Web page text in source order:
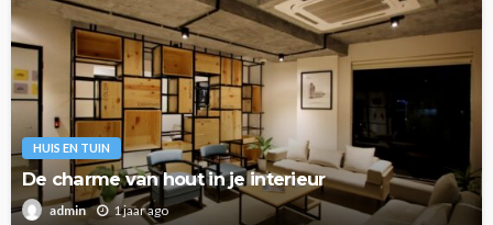
HUIS EN TUIN
De charme van hout in je interieur
admin 1 jaar ago